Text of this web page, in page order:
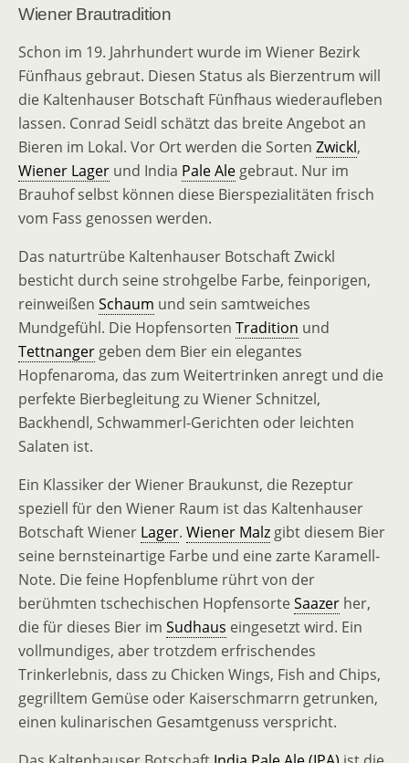
Wiener Brautradition
Schon im 19. Jahrhundert wurde im Wiener Bezirk
Fünfhaus gebraut. Diesen Status als Bierzentrum will
die Kaltenhauser Botschaft Fünfhaus wiederaufleben
lassen. Conrad Seidl schätzt das breite Angebot an
Bieren im Lokal. Vor Ort werden die Sorten Zwickl,
Wiener Lager und India Pale Ale gebraut. Nur im
Brauhof selbst können diese Bierspezialitäten frisch
vom Fass genossen werden.
Das naturtrübe Kaltenhauser Botschaft Zwickl
besticht durch seine strohgelbe Farbe, feinporigen,
reinweißen Schaum und sein samtweiches
Mundgefühl. Die Hopfensorten Tradition und
Tettnanger geben dem Bier ein elegantes
Hopfenaroma, das zum Weitertrinken anregt und die
perfekte Bierbegleitung zu Wiener Schnitzel,
Backhendl, Schwammerl-Gerichten oder leichten
Salaten ist.
Ein Klassiker der Wiener Braukunst, die Rezeptur
speziell für den Wiener Raum ist das Kaltenhauser
Botschaft Wiener Lager. Wiener Malz gibt diesem Bier
seine bernsteinartige Farbe und eine zarte Karamell-
Note. Die feine Hopfenblume rührt von der
berühmten tschechischen HopfensorteSaazer her,
die für dieses Bier im Sudhaus eingesetzt wird. Ein
vollmundiges, aber trotzdem erfrischendes
Trinkerlebnis, dass zu Chicken Wings, Fish and Chips,
gegrilltem Gemüse oder Kaiserschmarrn getrunken,
einen kulinarischen Gesamtgenuss verspricht.